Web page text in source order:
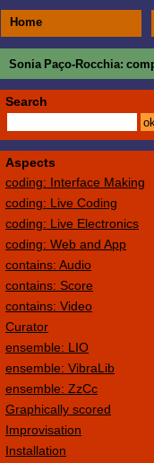
Home
Sonia Paço-Rocchia:
Search
Aspects
coding: Interface Making
coding: Live Coding
coding: Live Electronics
coding: Web and App
contains: Audio
contains: Score
contains: Video
Curator
ensemble: LIO
ensemble: VibraLib
ensemble: ZzCc
Graphically scored
Improvisation
Installation